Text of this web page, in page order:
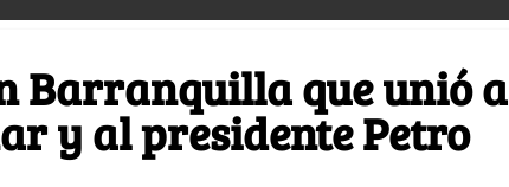
Barranquilla que unió a
y al presidente Petro